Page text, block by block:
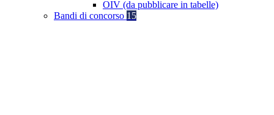
OIV (da pubblicare in tabelle)
Bandi di concorso 15